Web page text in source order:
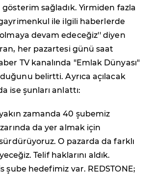
sağladık. Yirmiden fazla
ile ilgili haberlerde
devam edeceğiz'' diyen
her pazartesi günü saat
TV kanalında "Emlak Dünyası"
belirtti. Ayrıca açılacak
ise şunları anlattı:
zamanda 40 şubemiz
da yer almak için
sürdürüyoruz. O pazarda da farklı
Telif haklarını aldık.
şube hedefimiz var. REDSTONE;